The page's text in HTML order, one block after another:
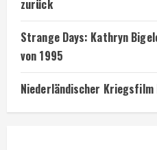
zurück
Strange Days: Kathryn
von 1995
Niederländischer Kriegsfilm